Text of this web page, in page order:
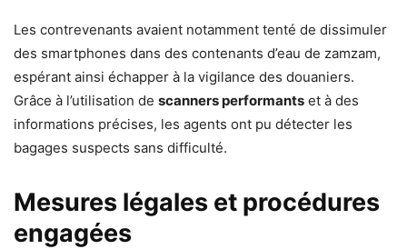
Les contrevenants avaient notamment tenté de dissimuler
des smartphones dans des contenants d’eau de zamzam,
espérant ainsi échapper à la vigilance des douaniers.
Grâce à l’utilisation de scanners performants et à des
informations précises, les agents ont pu détecter les
bagages suspects sans difficulté.
Mesures légales et procédures
engagées